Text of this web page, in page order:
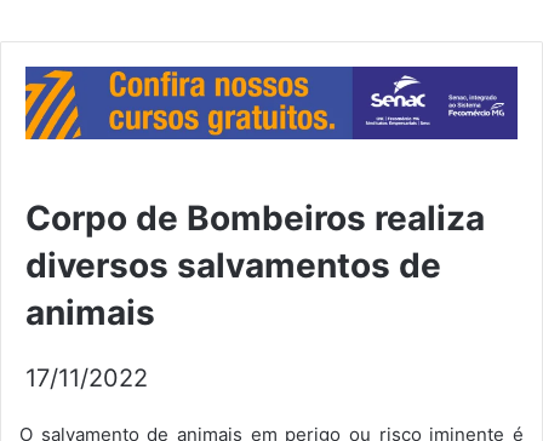
Corpo de Bombeiros realiza
diversos salvamentos de
animais
17/11/2022
O salvamento de animais em perigo ou risco iminente é